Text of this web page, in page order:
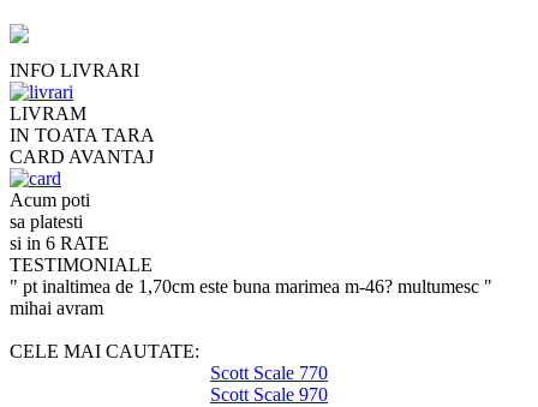
INFO LIVRARI
LIVRAM
IN TOATA TARA
CARD AVANTAJ
Acum poti
sa platesti
si in 6 RATE
TESTIMONIALE
" pt inaltimea de 1,70cm este buna marimea m-46? multumesc "
mihai avram
CELE MAI CAUTATE:
Scott Scale 770
Scott Scale 970